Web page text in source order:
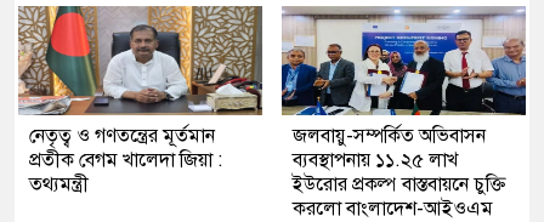
নেতৃত্ব ও গণতন্ত্রের মূর্তমান
প্রতীক বেগম খালেদা জিয়া :
তথ্যমন্ত্রী
জলবায়ু-সম্পর্কিত অভিবাসন
ব্যবস্থাপনায় ১১.২৫ লাখ
ইউরোর প্রকল্প বাস্তবায়নে চুক্তি
করলো বাংলাদেশ-আইওএম